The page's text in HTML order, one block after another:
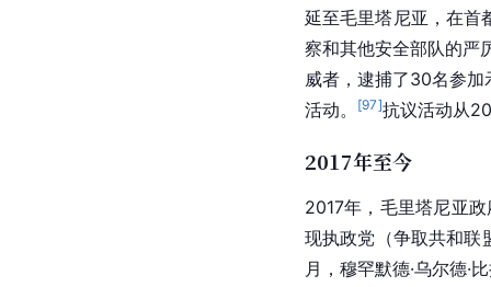
延至毛里塔尼亚，在首
察和其他安全部队的严
威者，逮捕了30名参
活动。
[97]抗议活动从
2017年至今
2017年，毛里塔尼亚
现执政党（争取共和联
月，穆罕默德·乌尔德·